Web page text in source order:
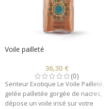
Voile pailleté
36,30 €
(0)
Senteur Exotique Le Voile Pailleté,
gelée pailletée gorgée de nacres,
dépose un voile irisé sur votre